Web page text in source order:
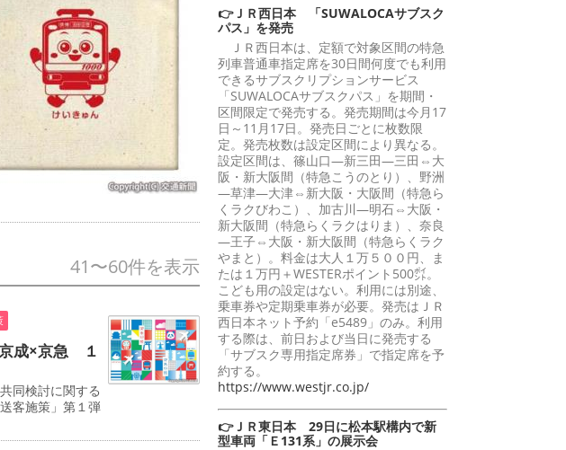
41〜60件を表示
成×京急 １
同検討に関する
客施策」第１弾
👉ＪＲ西日本 「SUWALOCAサブスク
パス」を発売
ＪＲ西日本は、定額で対象区間の特急
列車普通車指定席を30日間何度でも利用
できるサブスクリプションサービス
「SUWALOCAサブスクパス」を期間・
区間限定で発売する。発売期間は今月17
日～11月17日。発売日ごとに枚数限
定。発売枚数は設定区間により異なる。
設定区間は、篠山口―新三田―三田⇔大
阪・新大阪間（特急こうのとり）、野洲
―草津―大津⇔新大阪・大阪間（特急ら
くラクびわこ）、加古川―明石⇔大阪・
新大阪間（特急らくラクはりま）、奈良
―王子⇔大阪・新大阪間（特急らくラク
やまと）。料金は大人１万５００円、ま
たは１万円＋WESTERポイント500㌽。
こども用の設定はない。利用には別途、
乗車券や定期乗車券が必要。発売はＪＲ
西日本ネット予約「e5489」のみ。利用
する際は、前日および当日に発売する
「サブスク専用指定席券」で指定席を予
約する。
https://www.westjr.co.jp/
👉ＪＲ東日本 29日に松本駅構内で新
型車両「Ｅ131系」の展示会